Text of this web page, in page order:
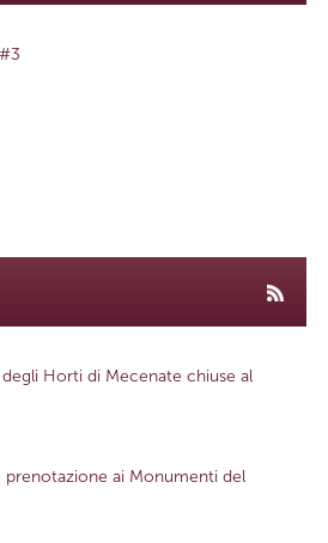
Horti di Mecenate chiuse al
prenotazione ai Monumenti del